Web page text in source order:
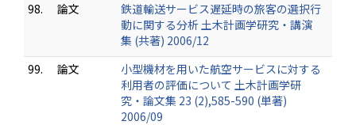
98.
論文
鉄道輸送サービス遅延時の旅客の選択行
動に関する分析 土木計画学研究・講演
集 (共著) 2006/12
99.
論文
小型機材を用いた航空サービスに対する
利用者の評価について 土木計画学研
究・論文集 23 (2),585-590 (単著)
2006/09